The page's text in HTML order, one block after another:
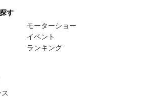
す
モーターショー
イベント
ランキング